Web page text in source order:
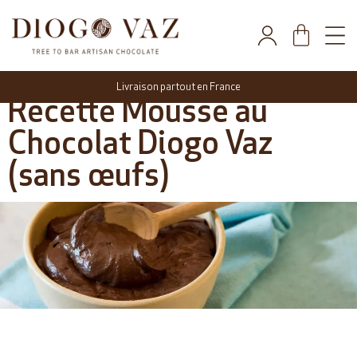
Livraison partout en France
Recette Mousse au
Chocolat Diogo Vaz
(sans œufs)